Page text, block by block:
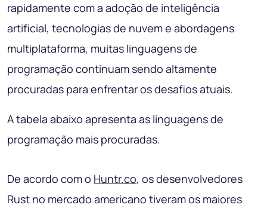
rapidamente com a adoção de inteligência
artificial, tecnologias de nuvem e abordagens
multiplataforma, muitas linguagens de
programação continuam sendo altamente
procuradas para enfrentar os desafios atuais.
A tabela abaixo apresenta as linguagens de
programação mais procuradas.
De acordo com o Huntr.co, os desenvolvedores
Rust no mercado americano tiveram os maiores